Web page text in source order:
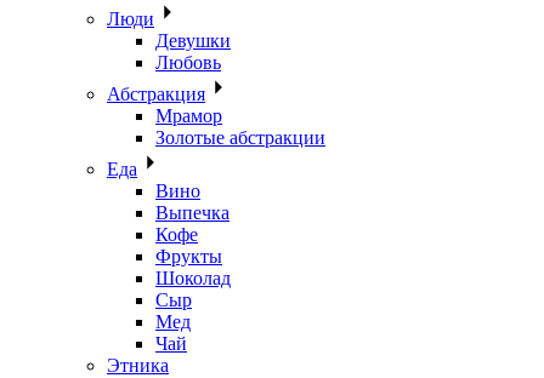
Люди
Девушки
Любовь
Абстракция
Мрамор
Золотые абстракции
Еда
Вино
Выпечка
Кофе
Фрукты
Шоколад
Сыр
Мед
Чай
Этника